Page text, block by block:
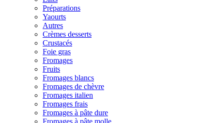
Préparations
Yaourts
Autres
Crèmes desserts
Crustacés
Foie gras
Fromages
Fruits
Fromages blancs
Fromages de chèvre
Fromages italien
Fromages frais
Fromages à pâte dure
Fromages à pâte molle